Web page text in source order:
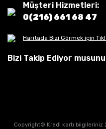
Müşteri Hizmetleri:
0(216) 661 68 47
Haritada Bizi Görmek için
Bizi Takip Ediyor
Copyright© Kredi kartı bilgileriniz